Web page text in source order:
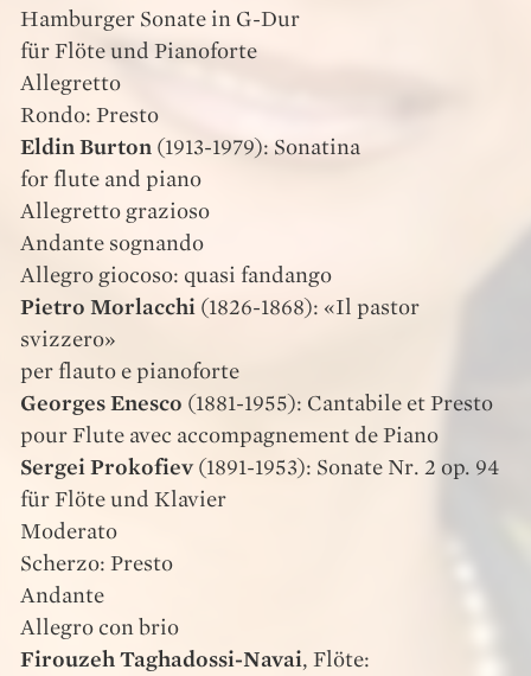
Hamburger Sonate in G-Dur
für Flöte und Pianoforte
Allegretto
Rondo: Presto
Eldin Burton (1913-1979): Sonatina
for flute and piano
Allegretto grazioso
Andante sognando
Allegro giocoso: quasi fandango
Pietro Morlacchi (1826-1868): «Il pastor
svizzero»
per flauto e pianoforte
Georges Enesco (1881-1955): Cantabile et Presto
pour Flute avec accompagnement de Piano
Sergei Prokofiev(1891-1953): Sonate Nr. 2 op. 94
für Flöte und Klavier
Moderato
Scherzo: Presto
Andante
Allegro con brio
Firouzeh Taghadossi-Navai, Flöte: